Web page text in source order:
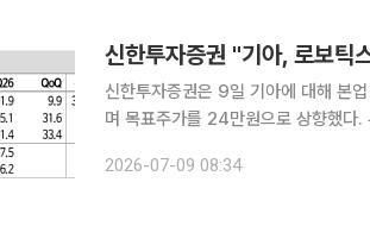
신한투자증권 "기아, 로보틱
신한투자증권은 9일 기아에 대해 본
며 목표주가를 24만원으로 상향했다
가치가 거의 반영되지 않았다”며 “현
2026-07-09 08:34